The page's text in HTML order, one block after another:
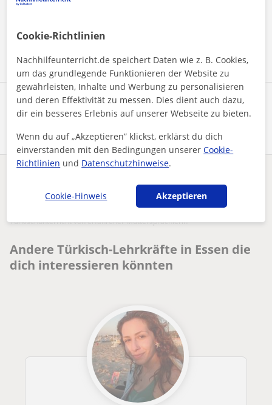
Profil teilen
unseremImpressum
Nachricht senden
Türkischunterricht von erfahrener Muttersprachlerin
Andere Türkisch-Lehrkräfte in Essen die
dich interessieren könnten
Cookie-Richtlinien
Nachhilfeunterricht.de speichert Daten wie z. B. Cookies,
um das grundlegende Funktionieren der Website zu
gewährleisten, Inhalte und Werbung zu personalisieren
und deren Effektivität zu messen. Dies dient auch dazu,
dir ein besseres Erlebnis auf unserer Webseite zu bieten.
Wenn du auf „Akzeptieren” klickst, erklärst du dich
einverstanden mit den Bedingungen unsererCookie-
Richtlinien und Datenschutzhinweise.
Cookie-Hinweis Akzeptieren